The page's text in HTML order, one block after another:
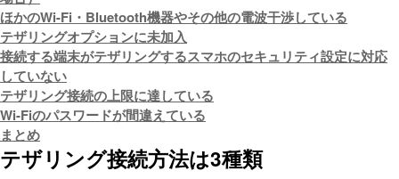
ほかのWi-Fi・Bluetooth機器やその他の電波干渉している
テザリングオプションに未加入
接続する端末がテザリングするスマホのセキュリティ設定に対応
していない
テザリング接続の上限に達している
Wi-Fiのパスワードが間違えている
まとめ
テザリング接続方法は3種類